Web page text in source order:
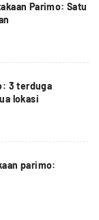
Parimo: Satu
3 terduga
lokasi
parimo: